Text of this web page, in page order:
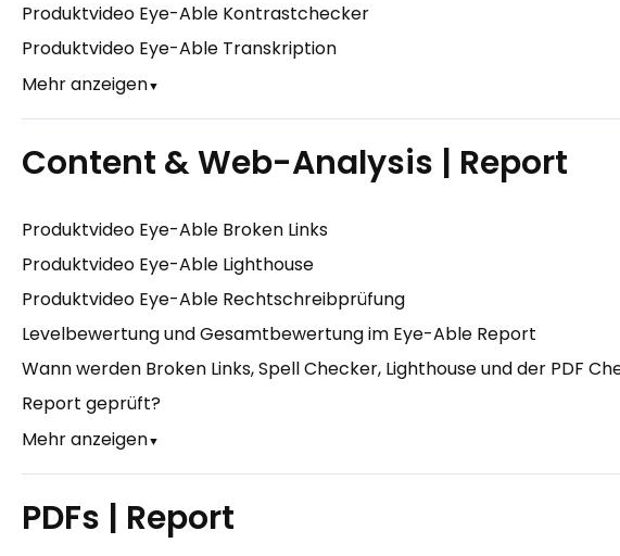
Produktvideo Eye-Able Kontrastchecker
Produktvideo Eye-Able Transkription
Mehr anzeigen▼
Content & Web-Analysis | Report
Produktvideo Eye-Able Broken Links
Produktvideo Eye-Able Lighthouse
Produktvideo Eye-Able Rechtschreibprüfung
Levelbewertung und Gesamtbewertung im Eye-Able Report
Wann werden Broken Links, Spell Checker, Lighthouse und der PDF
Report geprüft?
Mehr anzeigen▼
PDFs | Report